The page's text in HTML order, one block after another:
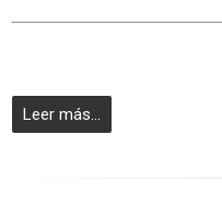
Leer más...